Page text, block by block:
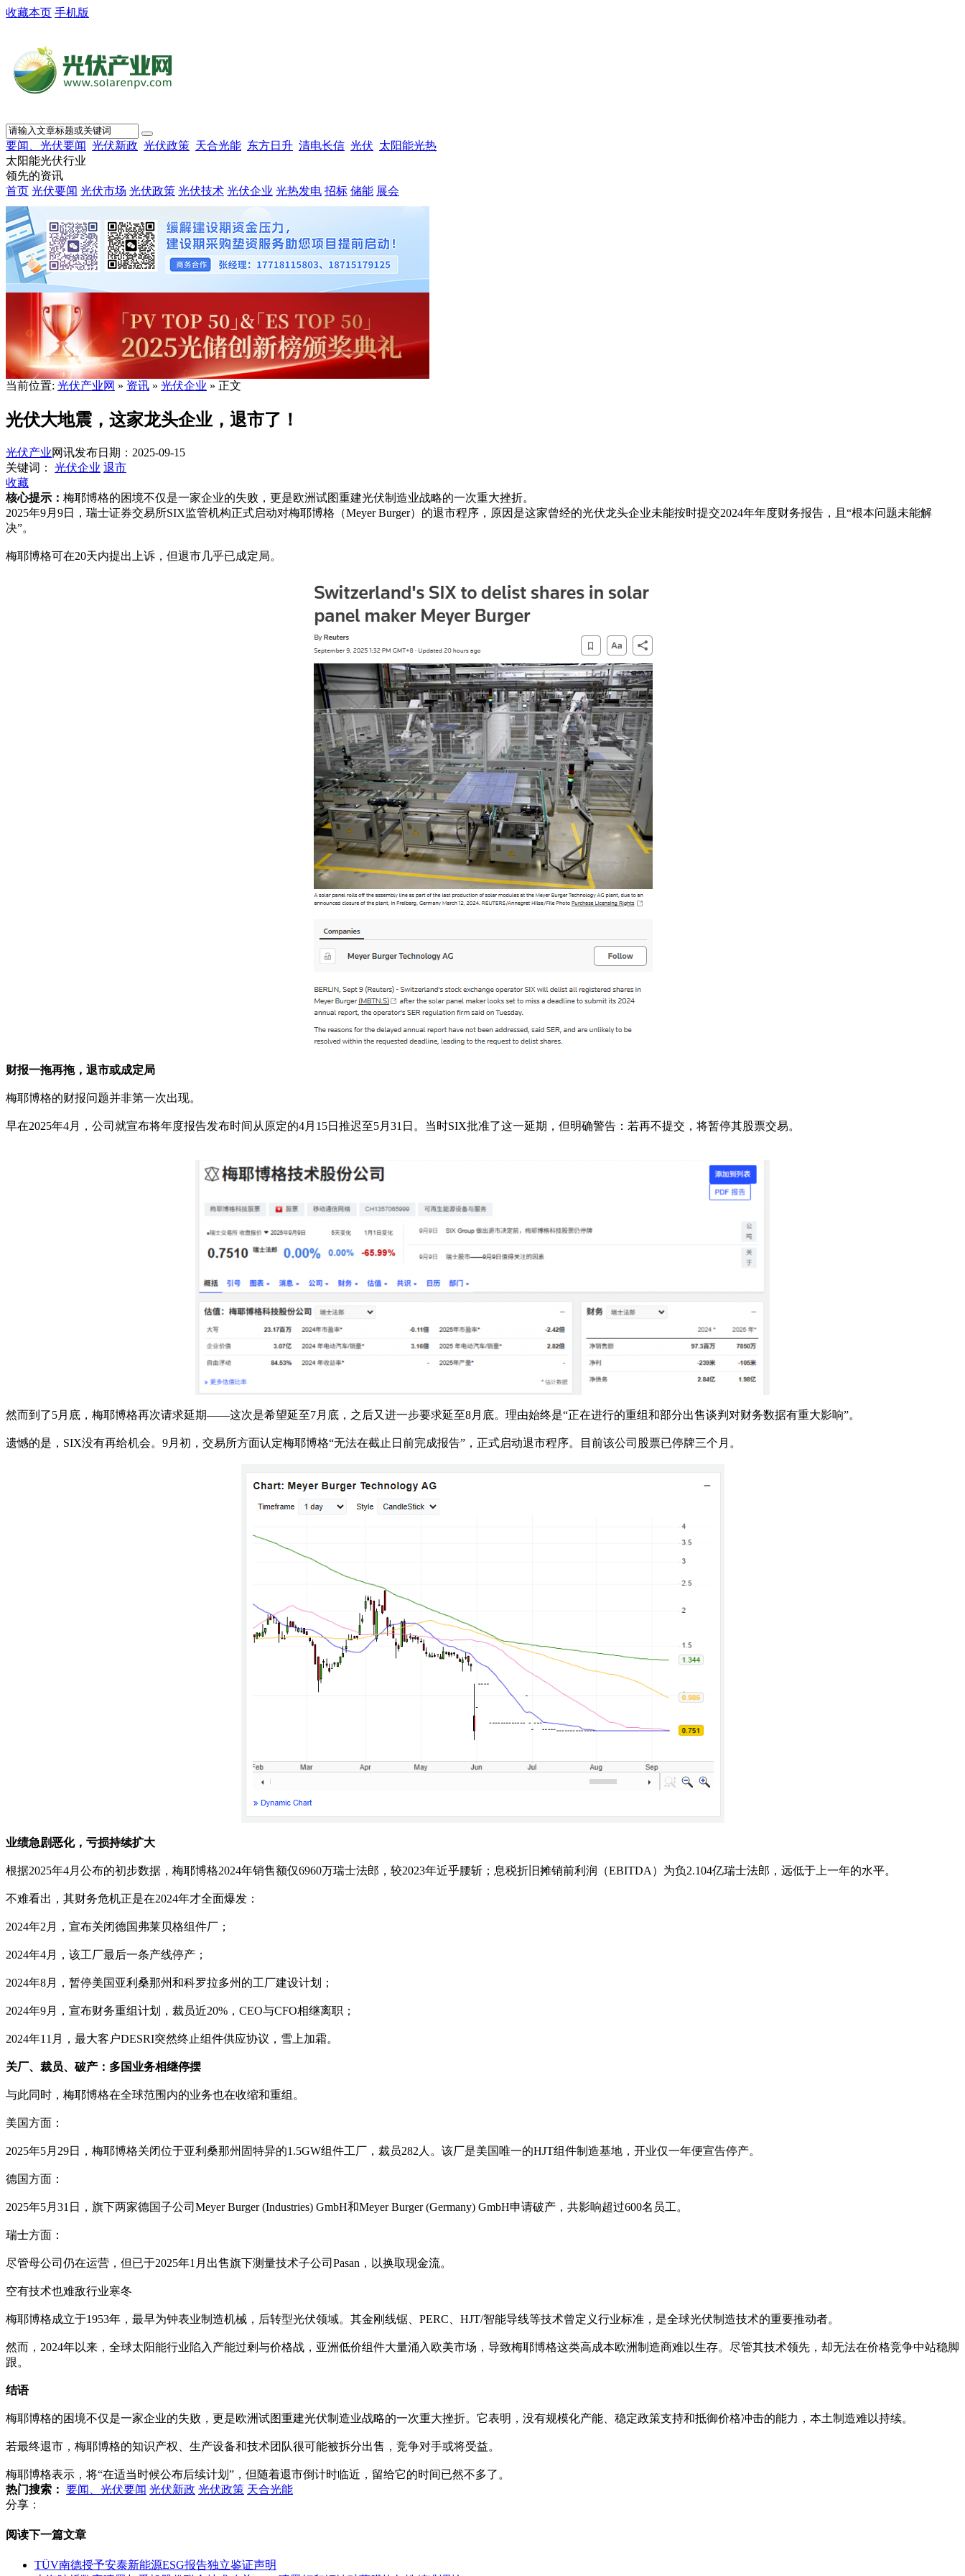
收藏本页 手机版
要闻、光伏要闻 光伏新政 光伏政策 天合光能 东方日升 清电长信 光伏 太阳能光热
太阳能光伏行业
领先的资讯
首页 光伏要闻 光伏市场 光伏政策 光伏技术 光伏企业 光热发电 招标 储能 展会
当前位置: 光伏产业网 » 资讯 » 光伏企业 » 正文
光伏大地震，这家龙头企业，退市了！
光伏产业网讯发布日期：2025-09-15
关键词： 光伏企业 退市
收藏
核心提示： 梅耶博格的困境不仅是一家企业的失败，更是欧洲试图重建光伏制造业战略的一次重大挫折。
2025年9月9日，瑞士证券交易所SIX监管机构正式启动对梅耶博格（Meyer Burger）的退市程序，原因是这家曾经的光伏龙头企业未能按时提交2024年年度财务报告，且“根本问题未能解
决”。
梅耶博格可在20天内提出上诉，但退市几乎已成定局。
财报一拖再拖，退市或成定局
梅耶博格的财报问题并非第一次出现。
早在2025年4月，公司就宣布将年度报告发布时间从原定的4月15日推迟至5月31日。当时SIX批准了这一延期，但明确警告：若再不提交，将暂停其股票交易。
然而到了5月底，梅耶博格再次请求延期——这次是希望延至7月底，之后又进一步要求延至8月底。理由始终是“正在进行的重组和部分出售谈判对财务数据有重大影响”。
遗憾的是，SIX没有再给机会。9月初，交易所方面认定梅耶博格“无法在截止日前完成报告”，正式启动退市程序。目前该公司股票已停牌三个月。
业绩急剧恶化，亏损持续扩大
根据2025年4月公布的初步数据，梅耶博格2024年销售额仅6960万瑞士法郎，较2023年近乎腰斩；息税折旧摊销前利润（EBITDA）为负2.104亿瑞士法郎，远低于上一年的水平。
不难看出，其财务危机正是在2024年才全面爆发：
2024年2月，宣布关闭德国弗莱贝格组件厂；
2024年4月，该工厂最后一条产线停产；
2024年8月，暂停美国亚利桑那州和科罗拉多州的工厂建设计划；
2024年9月，宣布财务重组计划，裁员近20%，CEO与CFO相继离职；
2024年11月，最大客户DESRI突然终止组件供应协议，雪上加霜。
关厂、裁员、破产：多国业务相继停摆
与此同时，梅耶博格在全球范围内的业务也在收缩和重组。
美国方面：
2025年5月29日，梅耶博格关闭位于亚利桑那州固特异的1.5GW组件工厂，裁员282人。该厂是美国唯一的HJT组件制造基地，开业仅一年便宣告停产。
德国方面：
2025年5月31日，旗下两家德国子公司Meyer Burger (Industries) GmbH和Meyer Burger (Germany) GmbH申请破产，共影响超过600名员工。
瑞士方面：
尽管母公司仍在运营，但已于2025年1月出售旗下测量技术子公司Pasan，以换取现金流。
空有技术也难敌行业寒冬
梅耶博格成立于1953年，最早为钟表业制造机械，后转型光伏领域。其金刚线锯、PERC、HJT/智能导线等技术曾定义行业标准，是全球光伏制造技术的重要推动者。
然而，2024年以来，全球太阳能行业陷入产能过剩与价格战，亚洲低价组件大量涌入欧美市场，导致梅耶博格这类高成本欧洲制造商难以生存。尽管其技术领先，却无法在价格竞争中站稳脚
跟。
结语
梅耶博格的困境不仅是一家企业的失败，更是欧洲试图重建光伏制造业战略的一次重大挫折。它表明，没有规模化产能、稳定政策支持和抵御价格冲击的能力，本土制造难以持续。
若最终退市，梅耶博格的知识产权、生产设备和技术团队很可能被拆分出售，竞争对手或将受益。
梅耶博格表示，将“在适当时候公布后续计划”，但随着退市倒计时临近，留给它的时间已然不多了。
热门搜索： 要闻、光伏要闻 光伏新政 光伏政策 天合光能
分享：
阅读下一篇文章
TÜV南德授予安泰新能源ESG报告独立鉴证声明